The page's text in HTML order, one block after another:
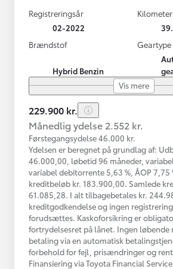
Registreringsår
02-2022
Brændstof
Hybrid Benzin
Geartype
Vis mere
229.900 kr.
Månedlig ydelse 2.552 kr.
Førstegangsydelse 46.000 kr.
Ydelsen er beregnet på grundlag af:
46.000,00, løbetid 96 måneder,
variabel debitorrente 5,63 %, ÅOP 7,75
kreditbeløb kr. 183.900,00. Samlede
61.085,28. I alt tilbagebetales kr.
kreditgodkendelse og ingen registrering
forudsættes. Kaskoforsikring er
fortrydelsesret på lånet. Ingen løbende
betaling via en automatisk
forbehold for fejl, prisændringer og
Finansiering via Toyota Financial